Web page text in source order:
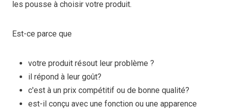
les pousse à choisir votre produit.
Est-ce parce que
votre produit résout leur problème ?
il répond à leur goût?
c'est à un prix compétitif ou de bonne qualité?
est-il conçu avec une fonction ou une apparence